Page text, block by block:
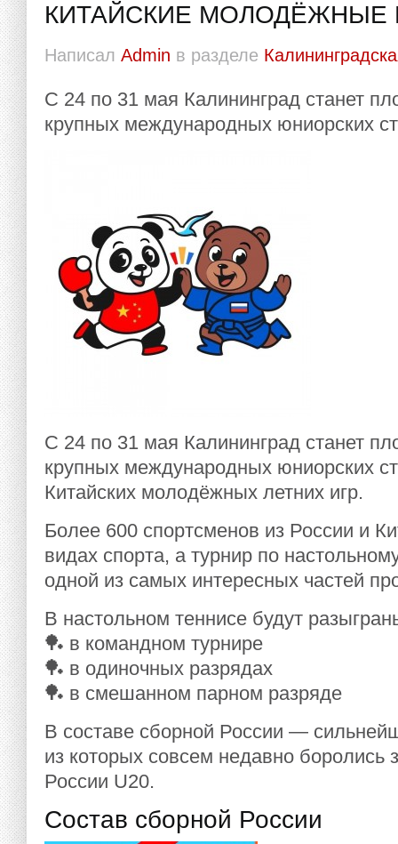
КИТАЙСКИЕ МОЛОДЁЖНЫЕ
Написал Admin в разделе
С 24 по 31 мая Калининград станет
крупных международных юниорских
С 24 по 31 мая Калининград станет
крупных международных юниорских
Китайских молодёжных летних игр.
Более 600 спортсменов из России и
видах спорта, а турнир по
одной из самых интересных частей
В настольном теннисе будут
🏓 в командном турнире
🏓 в одиночных разрядах
🏓 в смешанном парном разряде
В составе сборной России —
из которых совсем недавно боролись
России U20.
Состав сборной России